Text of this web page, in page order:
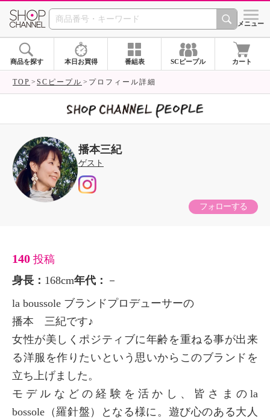
SHOP CHANNEL シメニュー
商品を探す 本日お買得 番組表 SCピープル カート
TOP SCピープル プロフィール詳細
播本三紀
ゲスト
フォローする
140 投稿
身長： 168cm年代： －
la boussole ブランドプロデューサーの
播本 三紀です♪
女性が美しくポジティブに年齢を重ねる事が出来
る洋服を作りたいという思いからこのブランドを
立ち上げました。
モデルなどの経験を活かし、皆さまのla
bossole（羅針盤）となる様に。遊び心のある大人